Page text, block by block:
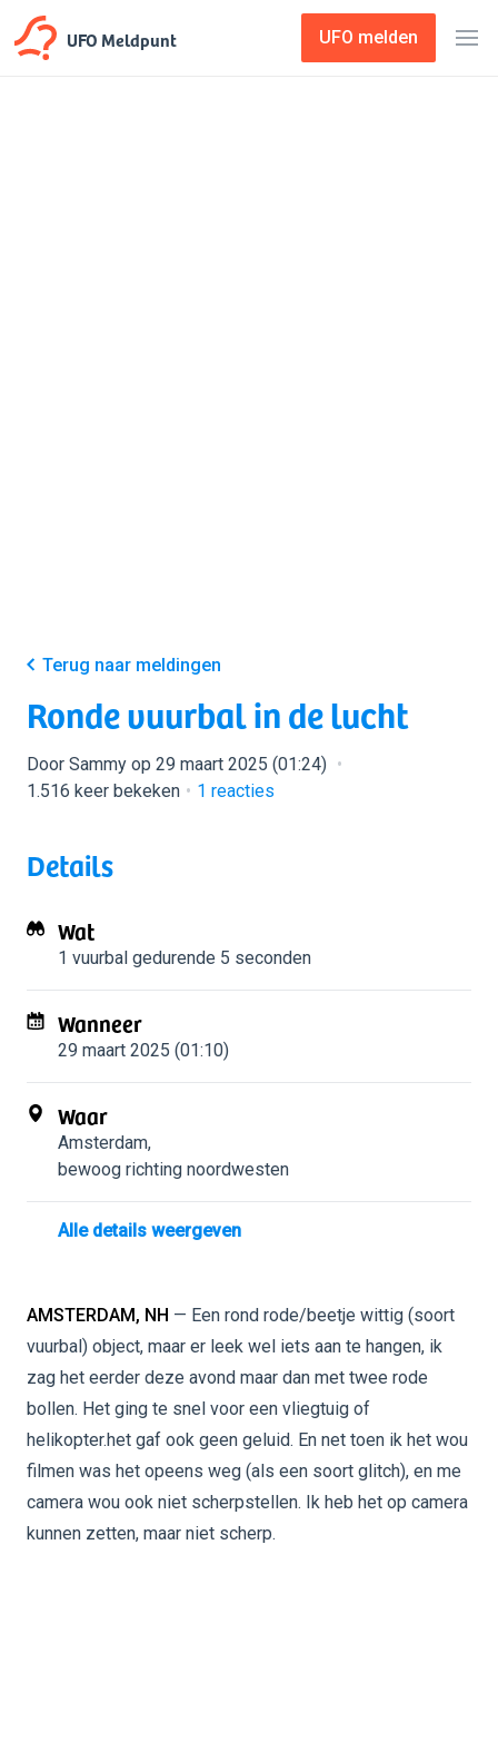
UFO Meldpunt UFO melden
Terug naar meldingen
Ronde vuurbal in de lucht
Door Sammy op 29 maart 2025 (01:24)
1.516 keer bekeken
1 reacties
Details
Wat
1 vuurbal gedurende 5 seconden
Wanneer
29 maart 2025 (01:10)
Waar
Amsterdam,
bewoog richting noordwesten
Alle details weergeven
AMSTERDAM, NH — Een rond rode/beetje wittig (soort
vuurbal) object, maar er leek wel iets aan te hangen, ik
zag het eerder deze avond maar dan met twee rode
bollen. Het ging te snel voor een vliegtuig of
helikopter.het gaf ook geen geluid. En net toen ik het wou
filmen was het opeens weg (als een soort glitch), en me
camera wou ook niet scherpstellen. Ik heb het op camera
kunnen zetten, maar niet scherp.